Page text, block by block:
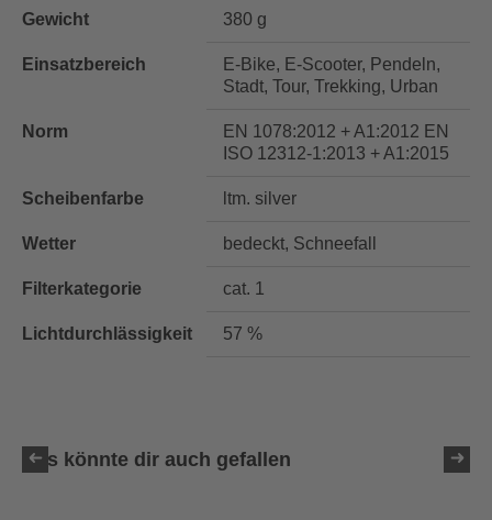
Gewicht 380 g
Einsatzbereich
E-Bike, E-Scooter, Pendeln,
Stadt, Tour, Trekking, Urban
Norm
EN 1078:2012 + A1:2012 EN
ISO 12312-1:2013 + A1:2015
Scheibenfarbe ltm. silver
Wetter bedeckt, Schneefall
Filterkategorie cat. 1
Lichtdurchlässigkeit 57 %
Das könnte dir auch gefallen